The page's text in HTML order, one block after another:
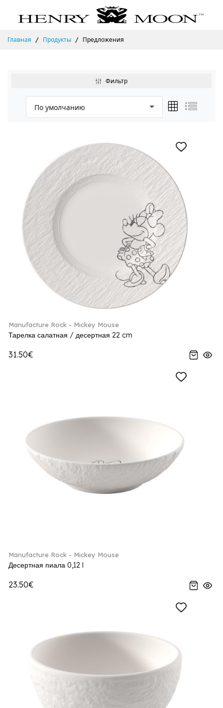
Главная Продукты Предложения
Фильтр
Manufacture Rock - Mickey Mouse
Тарелка салатная / десертная 22 cm
31.50€
Manufacture Rock - Mickey Mouse
Десертная пиала 0,12 l
23.50€